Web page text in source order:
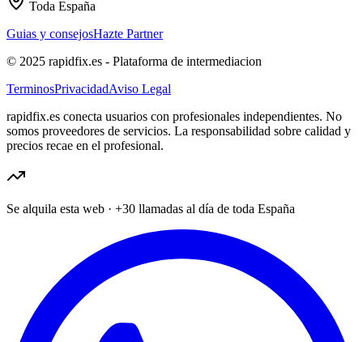
Toda España
Guias y consejosHazte Partner
© 2025 rapidfix.es - Plataforma de intermediacion
TerminosPrivacidadAviso Legal
rapidfix.es conecta usuarios con profesionales independientes. No
somos proveedores de servicios. La responsabilidad sobre calidad y
precios recae en el profesional.
Se alquila esta web · +30 llamadas al día de toda España